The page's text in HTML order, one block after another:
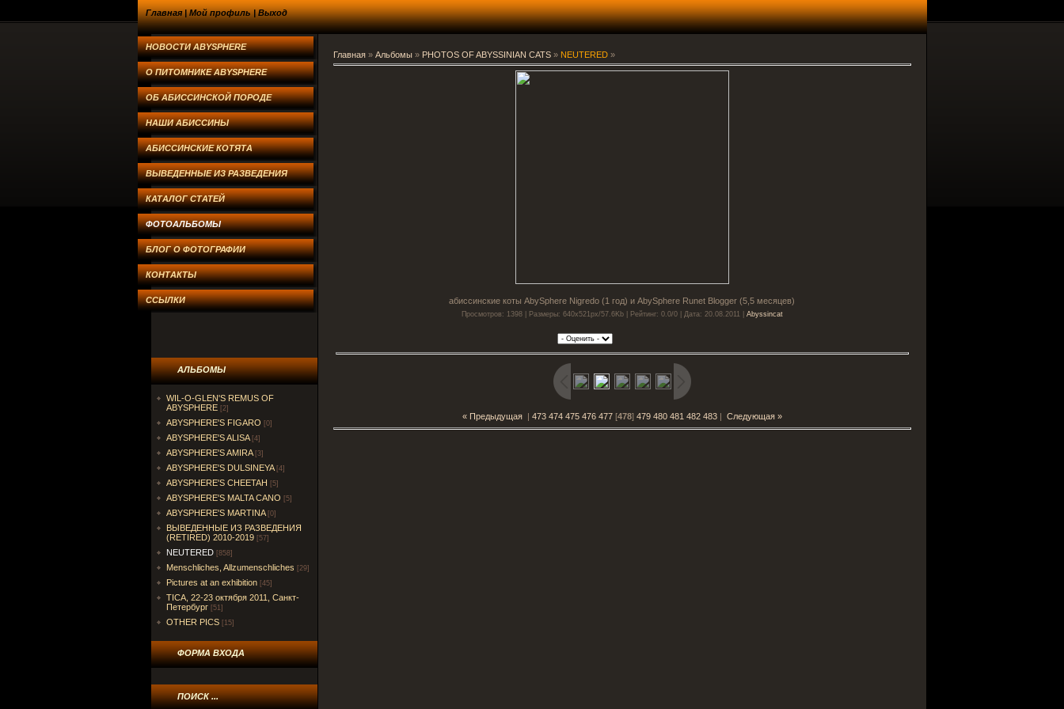
Главная|Мой профиль|Выход
НОВОСТИ ABYSPHERE
О ПИТОМНИКЕ ABYSPHERE
ОБ АБИССИНСКОЙ ПОРОДЕ
НАШИ АБИССИНЫ
АБИССИНСКИЕ КОТЯТА
ВЫВЕДЕННЫЕ ИЗ РАЗВЕДЕНИЯ
КАТАЛОГ СТАТЕЙ
ФОТОАЛЬБОМЫ
БЛОГ О ФОТОГРАФИИ
КОНТАКТЫ
ССЫЛКИ
АЛЬБОМЫ
WIL-O-GLEN'S REMUS OF
ABYSPHERE [2]
ABYSPHERE'S FIGARO [0]
ABYSPHERE'S ALISA [4]
ABYSPHERE'S AMIRA [3]
ABYSPHERE'S DULSINEYA [4]
ABYSPHERE'S CHEETAH [5]
ABYSPHERE'S MALTA CANO [5]
ABYSPHERE'S MARTINA [0]
ВЫВЕДЕННЫЕ ИЗ РАЗВЕДЕНИЯ
(RETIRED) 2010-2019 [57]
NEUTERED [858]
Menschliches, Allzumenschliches [29]
Pictures at an exhibition [45]
TICA, 22-23 октября 2011, Санкт-
Петербург [51]
OTHER PICS [15]
ФОРМА ВХОДА
ПОИСК ...
Главная» Альбомы» PHOTOS OF ABYSSINIAN CATS» NEUTERED»
абиссинские коты AbySphere Nigredo (1 год) и AbySphere Runet Blogger (5,5 месяцев)
Просмотров: 1398 | Размеры: 640x521px/57.6Kb | Рейтинг: 0.0/0 | Дата: 20.08.2011 | Abyssincat
« Предыдущая| 473 474 475 476 477[478] 479 480 481 482 483| Следующая »